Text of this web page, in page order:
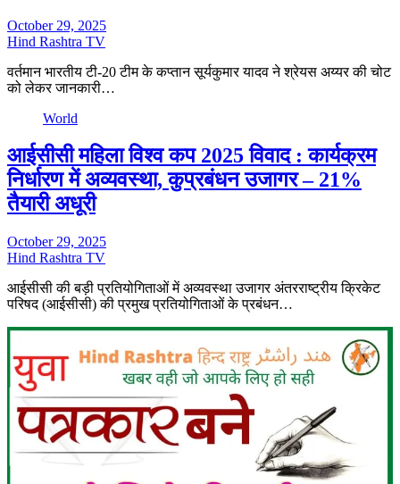
October 29, 2025
Hind Rashtra TV
वर्तमान भारतीय टी-20 टीम के कप्तान सूर्यकुमार यादव ने श्रेयस अय्यर की चोट
को लेकर जानकारी…
World
आईसीसी महिला विश्व कप 2025 विवाद : कार्यक्रम
निर्धारण में अव्यवस्था, कुप्रबंधन उजागर – 21%
तैयारी अधूरी
October 29, 2025
Hind Rashtra TV
आईसीसी की बड़ी प्रतियोगिताओं में अव्यवस्था उजागर अंतरराष्ट्रीय क्रिकेट
परिषद (आईसीसी) की प्रमुख प्रतियोगिताओं के प्रबंधन…